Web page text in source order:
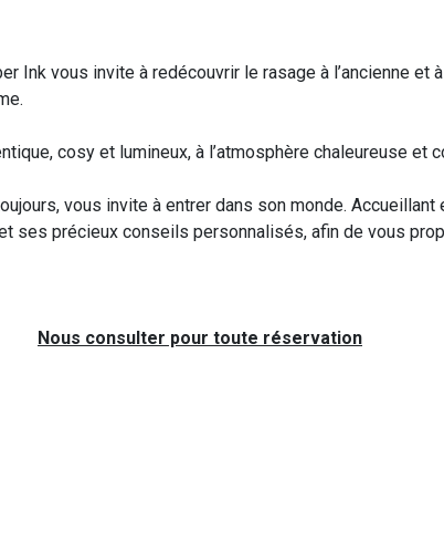
Ink vous invite à redécouvrir le rasage à l’ancienne et
cosy et lumineux, à l’atmosphère chaleureuse et
vous invite à entrer dans son monde.
ses précieux conseils personnalisés, afin de vous
Nous consulter pour toute réservation